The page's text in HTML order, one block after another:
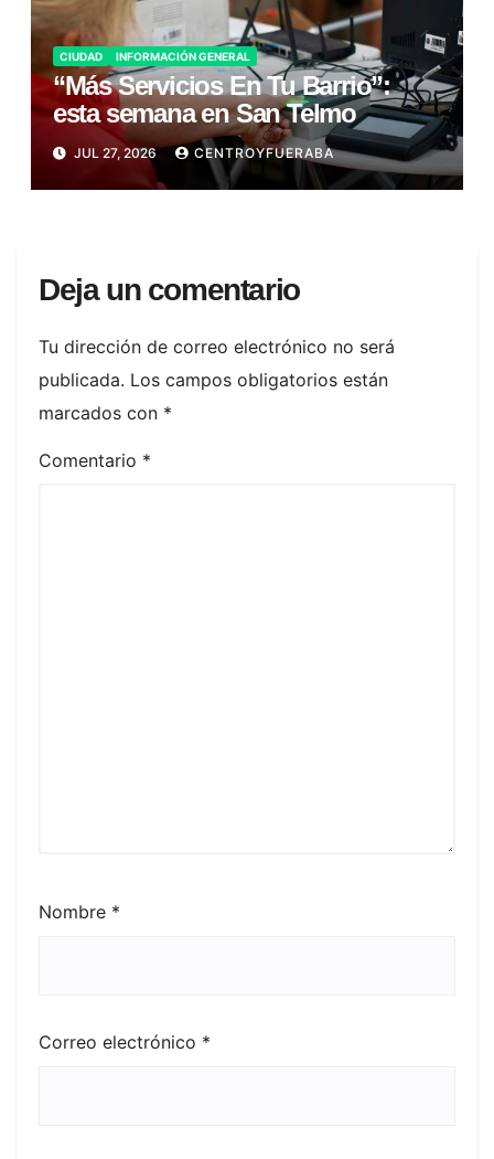
CIUDAD INFORMACIÓN GENERAL
“Más Servicios En Tu Barrio”:
esta semana en San Telmo
JUL 27, 2026 CENTROYFUERABA
Deja un comentario
Tu dirección de correo electrónico no será
publicada. Los campos obligatorios están
marcados con *
Comentario *
Nombre *
Correo electrónico *